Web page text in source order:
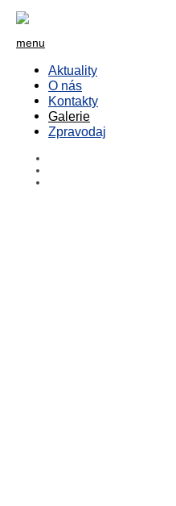
menu
Aktuality
O nás
Kontakty
Galerie
Zpravodaj